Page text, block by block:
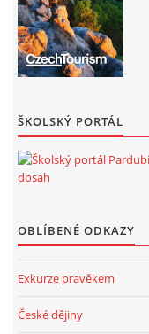
ŠKOLSKÝ PORTÁL
OBLÍBENÉ ODKAZY
Exkurze pravěkem
České dějiny